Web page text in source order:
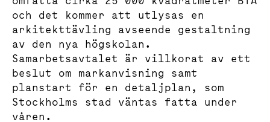
och det kommer att utlysas en
arkitekttävling avseende gestaltning
av den nya högskolan.
Samarbetsavtalet är villkorat av ett
beslut om markanvisning samt
planstart för en detaljplan, som
Stockholms stad väntas fatta under
våren.